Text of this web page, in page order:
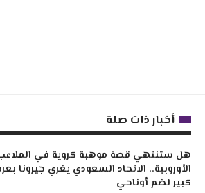
أخبار ذات صلة
هل ستنتهي قصة موهبة كروية في الملاعب
الأوروبية.. الاتحاد السعودي يغري جيرونا بعرض
كبير لضم أوناحي